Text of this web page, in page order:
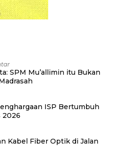
SPM Mu’allimin itu Bukan
ISP Bertumbuh
2026
Kabel Fiber Optik di Jalan